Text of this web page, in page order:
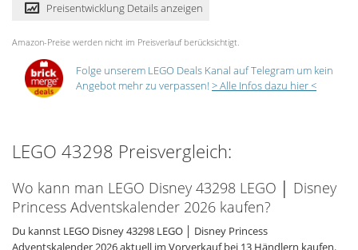
Preisentwicklung Details anzeigen
Amazon-Preise werden nicht im Preisverlauf berücksichtigt.
Folge unserem LEGO Deals Kanal auf Telegram um kein
Angebot mehr zu verpassen! > Alle Infos dazu hier <
LEGO 43298 Preisvergleich:
Wo kann man LEGO Disney 43298 LEGO │ Disney
Princess Adventskalender 2026 kaufen?
Du kannst LEGO Disney 43298 LEGO │ Disney Princess
Adventskalender 2026 aktuell im Vorverkauf bei 13 Händlern kaufen.